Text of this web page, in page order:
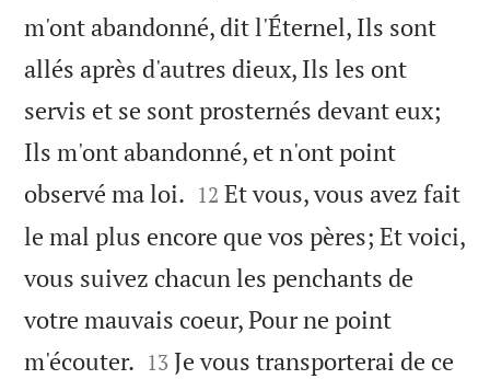
m'ont abandonné, dit l'Éternel, Ils sont
allés après d'autres dieux, Ils les ont
servis et se sont prosternés devant eux;
Ils m'ont abandonné, et n'ont point
observé ma loi. 

12 Et vous, vous avez fait
le mal plus encore que vos pères; Et voici,
vous suivez chacun les penchants de
votre mauvais coeur, Pour ne point
m'écouter. 

13 Je vous transporterai de ce